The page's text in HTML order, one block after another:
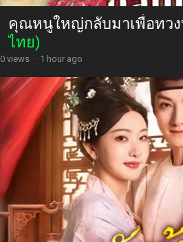
คุณหนูใหญ่กลับมาเพื่อทว
ไทย)
0 views · 1 hour ago